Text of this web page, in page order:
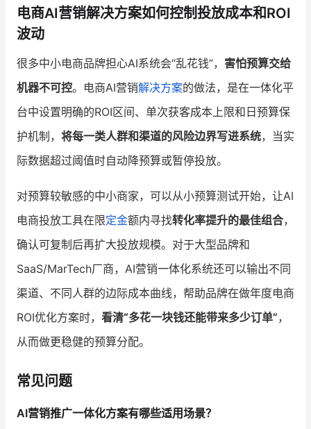
电商AI营销解决方案如何控制投放成本和ROI
波动
很多中小电商品牌担心AI系统会“乱花钱”， 害怕预算交给
机器不可控。电商AI营销解决方案的做法，是在一体化平
台中设置明确的ROI区间、单次获客成本上限和日预算保
护机制， 将每一类人群和渠道的风险边界写进系统，当实
际数据超过阈值时自动降预算或暂停投放。
对预算较敏感的中小商家，可以从小预算测试开始，让AI
电商投放工具在限定金额内寻找转化率提升的最佳组合，
确认可复制后再扩大投放规模。对于大型品牌和
SaaS/MarTech厂商，AI营销一体化系统还可以输出不同
渠道、不同人群的边际成本曲线，帮助品牌在做年度电商
ROI优化方案时， 看清“多花一块钱还能带来多少订单”，
从而做更稳健的预算分配。
常见问题
AI营销推广一体化方案有哪些适用场景？